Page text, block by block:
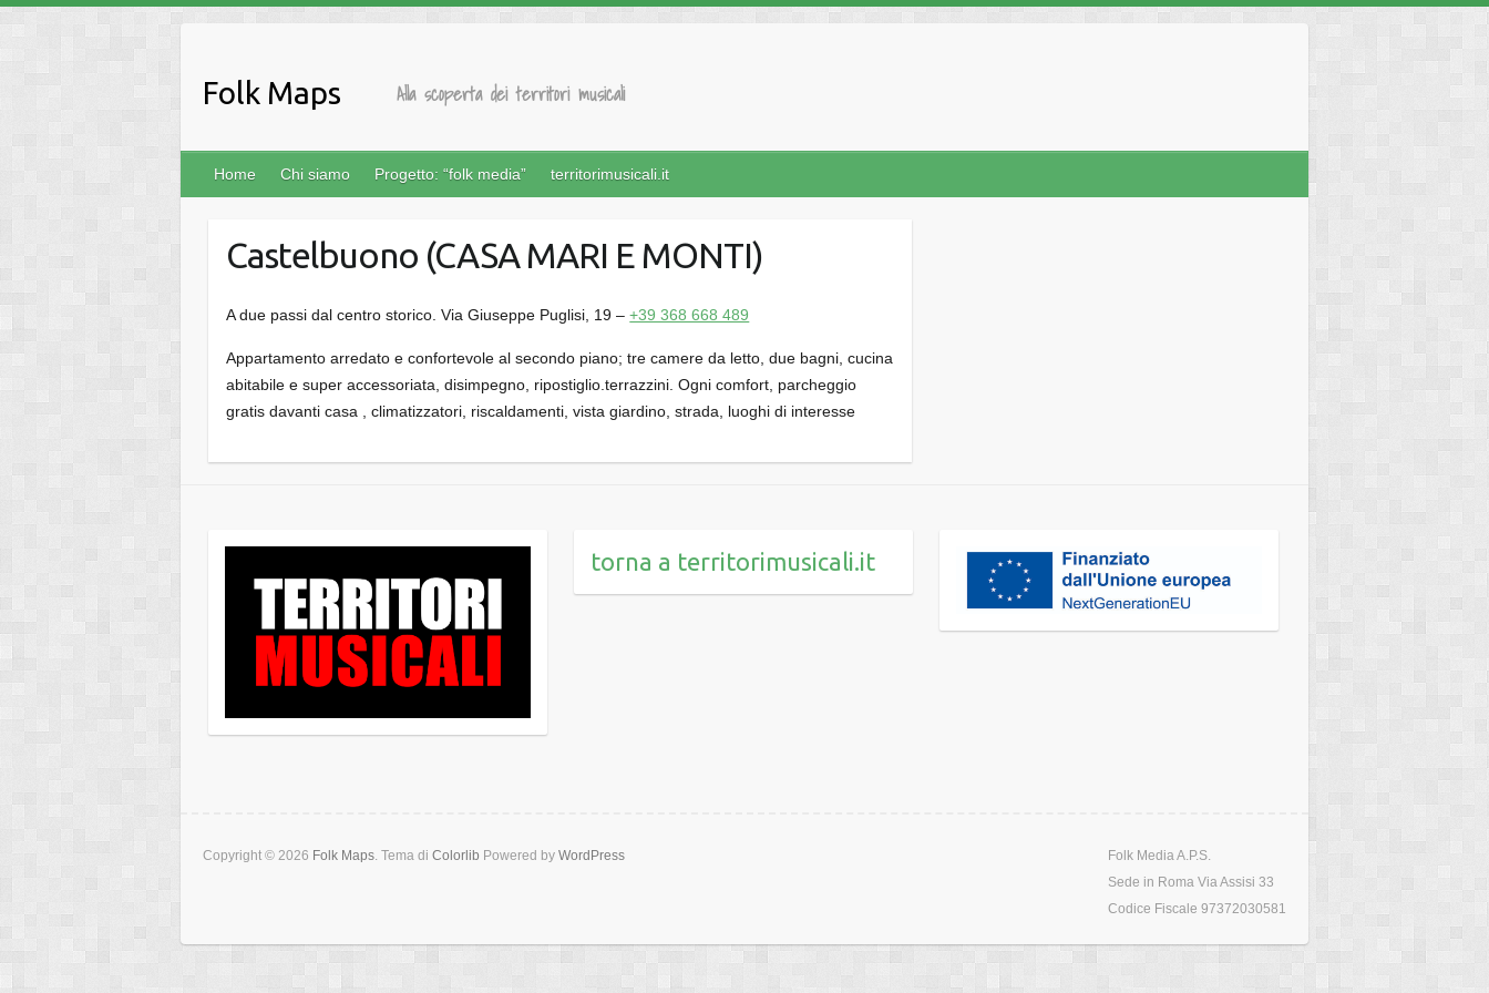
contenuto
Folk Maps Alla scoperta dei territori musicali
Home Chi siamo Progetto: “folk media” territorimusicali.it
Castelbuono (CASA MARI E MONTI)
A due passi dal centro storico. Via Giuseppe Puglisi, 19 –+39 368 668 489
Appartamento arredato e confortevole al secondo piano; tre camere da letto, due bagni, cucina
abitabile e super accessoriata, disimpegno, ripostiglio.terrazzini. Ogni comfort, parcheggio
gratis davanti casa , climatizzatori, riscaldamenti, vista giardino, strada, luoghi di interesse
torna a territorimusicali.it
Copyright © 2026 Folk Maps. Tema di Colorlib Powered by WordPress
Folk Media A.P.S.
Sede in Roma Via Assisi 33
Codice Fiscale 97372030581